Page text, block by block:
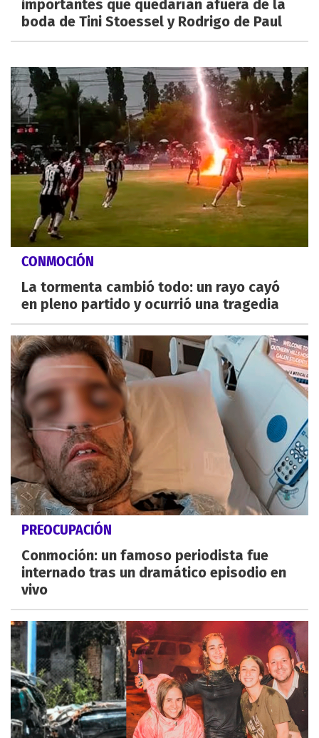
importantes que quedarían afuera de la
boda de Tini Stoessel y Rodrigo de Paul
CONMOCIÓN
La tormenta cambió todo: un rayo cayó
en pleno partido y ocurrió una tragedia
PREOCUPACIÓN
Conmoción: un famoso periodista fue
internado tras un dramático episodio en
vivo